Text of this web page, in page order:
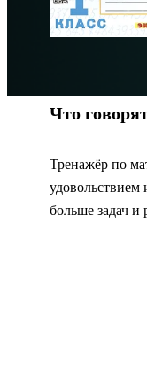
Что
Тренажёр по
удовольствием
больше задач и